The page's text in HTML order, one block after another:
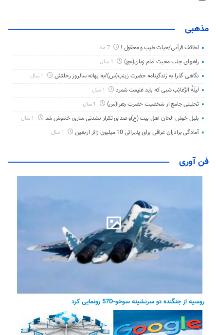
مذهبی
لطائف قرآنی/حیات طیب و معقول ! 7 ماه
راههای جلب محبت امام زمان(عج)
نگاهی گذرا به زندگینامه حضرت زینب(س)/به بهانه سالروز رحلتش
لَیلَةُ الرَّغائِب شبی که باید غنیمت شمرد
تحلیلی جامع از شخصیت حضرت زهرا(س)
بلبل خوش الحان اهل بیت (ع)و صدای تکرار نشدنی ساری خاموش شد
آمادگی برادران عراقی برای پذیرائی 10 میلیون زائر اربعین
فن آوری
روسیه از جنگنده دو سرنشینه سوخو-57D رونمایی کرد